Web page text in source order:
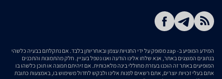
המידע המופיע ב- zap מסופק על ידי החנויות עצמן ובאחריותן בלבד. אם נתקלתם בבעיה כלשהי
בנתונים המוצגים באתר, אנא שלחו אלינו הודעה ואנו נטפל בעניין. חלק מהתמונות והתכנים
המופיעים באתר זה הוכנו בעזרת מחוללי בינה מלאכותית. אם זיהיתם תמונה או תוכן כלשהו בו
אתם בעלי זכויות יוצרים, אתם רשאים לפנות אלינו ולבקש לחדול משימוש בו, באמצעות כתובת